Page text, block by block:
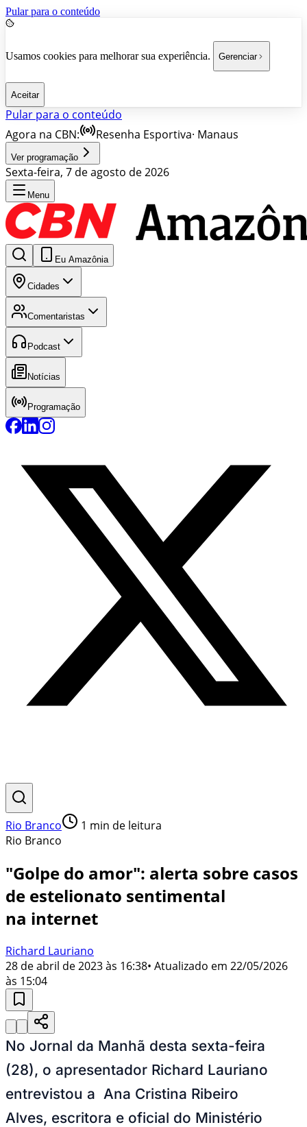
Pular para o conteúdo
Usamos cookies para melhorar sua experiência. Gerenciar
Aceitar
Pular para o conteúdo
Agora na CBN:
Resenha Esportiva· Manaus
Ver programação
Sexta-feira, 7 de agosto de 2026
Menu
Eu Amazônia
Cidades
Comentaristas
Podcast
Notícias
Programação
Rio Branco 1 min de leitura
Rio Branco
"Golpe do amor": alerta sobre casos
de estelionato sentimental
na internet
Richard Lauriano
28 de abril de 2023 às 16:38• Atualizado em 22/05/2026
às 15:04
No Jornal da Manhã desta sexta-feira
(28), o apresentador Richard Lauriano
entrevistou a Ana Cristina Ribeiro
Alves, escritora e oficial do Ministério